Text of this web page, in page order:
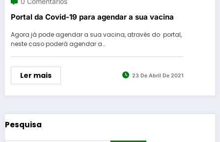
Portal da Covid-19 para agendar a sua vacina
Agora já pode agendar a sua vacina, através do portal,
neste caso poderá agendar a…
Ler mais 23 De Abril De 2021
Pesquisa